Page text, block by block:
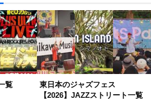
覧
東日本のジャズフェス
【2026】JAZZストリート一覧